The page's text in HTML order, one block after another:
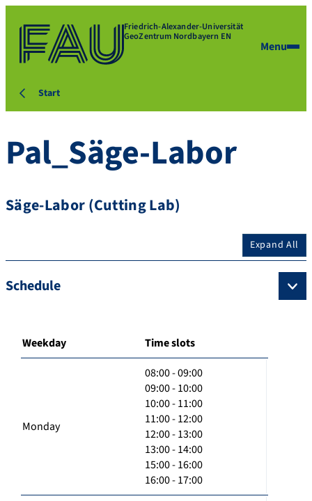
Friedrich-Alexander-Universität
GeoZentrum Nordbayern EN
Menu
Start
Pal_Säge-Labor
Säge-Labor (Cutting Lab)
Expand All
Schedule
Weekday Time slots
Monday
08:00 - 09:00
09:00 - 10:00
10:00 - 11:00
11:00 - 12:00
12:00 - 13:00
13:00 - 14:00
15:00 - 16:00
16:00 - 17:00